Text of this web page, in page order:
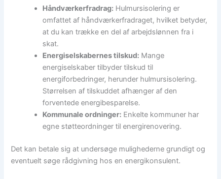
Håndværkerfradrag: Hulmursisolering er
omfattet af håndværkerfradraget, hvilket betyder,
at du kan trække en del af arbejdslønnen fra i
skat.
Energiselskabernes tilskud: Mange
energiselskaber tilbyder tilskud til
energiforbedringer, herunder hulmursisolering.
Størrelsen af tilskuddet afhænger af den
forventede energibesparelse.
Kommunale ordninger: Enkelte kommuner har
egne støtteordninger til energirenovering.
Det kan betale sig at undersøge mulighederne grundigt og
eventuelt søge rådgivning hos en energikonsulent.